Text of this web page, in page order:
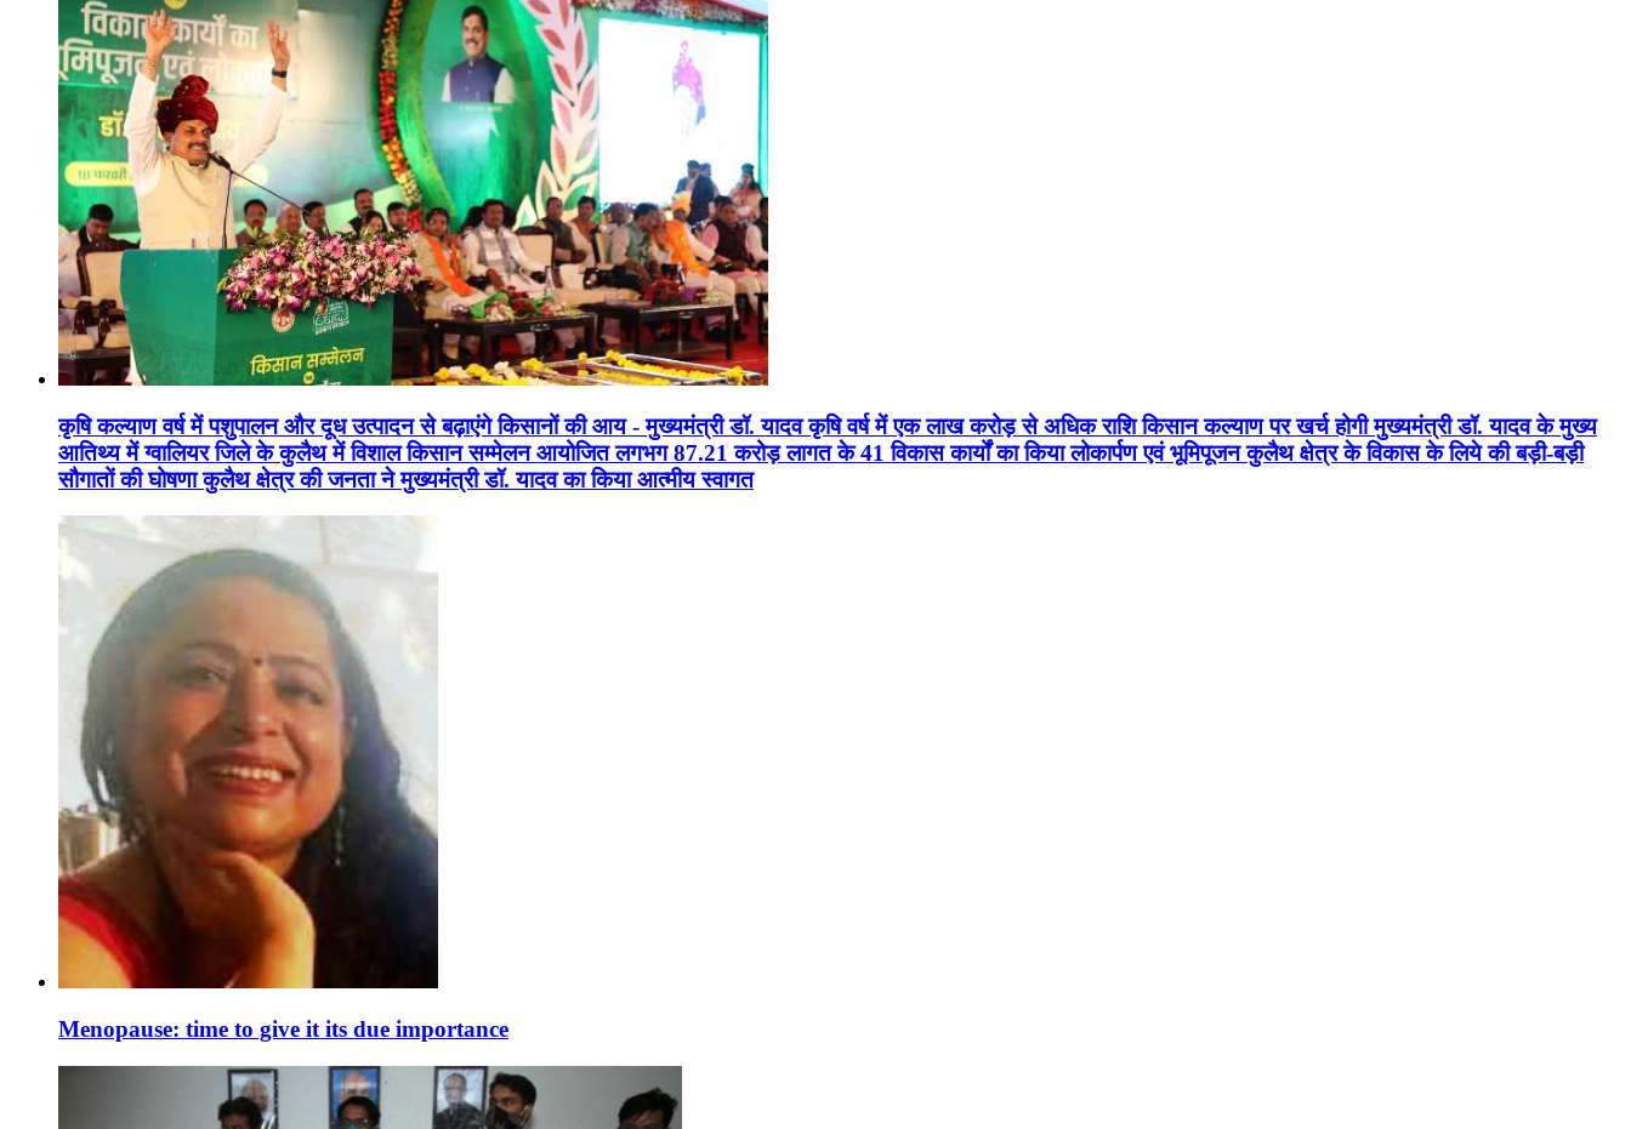
कृषि कल्याण वर्ष में पशुपालन और दूध उत्पादन से बढ़ाएंगे किसानों की आय - मुख्यमंत्री डॉ. यादव कृषि वर्ष में एक लाख करोड़ से अधिक राशि किसान कल्याण पर खर्च होगी मुख्यमंत्री डॉ. यादव के मुख्य
आतिथ्य में ग्वालियर जिले के कुलैथ में विशाल किसान सम्मेलन आयोजित लगभग 87.21 करोड़ लागत के 41 विकास कार्यों का किया लोकार्पण एवं भूमिपूजन कुलैथ क्षेत्र के विकास के लिये की बड़ी-बड़ी
सौगातों की घोषणा कुलैथ क्षेत्र की जनता ने मुख्यमंत्री डॉ. यादव का किया आत्मीय स्वागत
Menopause: time to give it its due importance